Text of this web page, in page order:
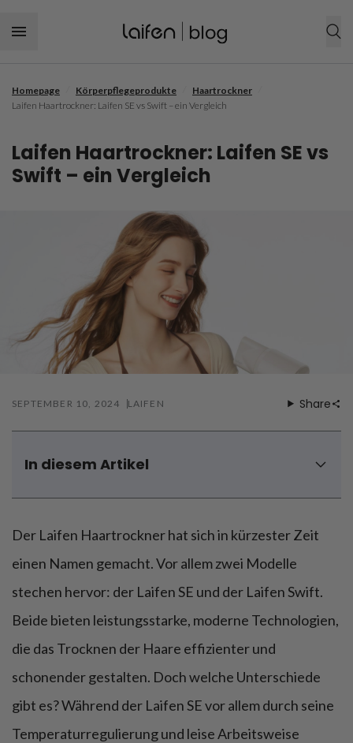
JETZT EINKAUFEN
Haartrockner
Geschenkideen
Frisuren
Lange Frisur
Lockenfrisur
Flechtfrisur
Trockenes Haar
Lockiges Haar
Föhnen
Zahnbelag und Zahnstein
Zahnfleischpflegeroutine
Zahnfleischerkrankung
Zähneputzen
Homepage Körperpflegeprodukte Haartrockner
Laifen Haartrockner: Laifen SE vs Swift – ein Vergleich
Laifen Haartrockner: Laifen SE vs
Swift – ein Vergleich
SEPTEMBER 10, 2024 LAIFEN Share
In diesem Artikel
Laifen Haartrockner: Laifen SE vs Swift - Design und
Laifen Haartrockner: Laifen SE vs Swift - Leistung
Laifen Haartrockner: Laifen SE vs Swift - Technologie
Laifen Haartrockner: Laifen SE vs Swift - Farbauswahl
Fazit - Laifen Haartrockner: Laifen SE vs Swift
Der Laifen Haartrockner hat sich in kürzester Zeit
einen Namen gemacht. Vor allem zwei Modelle
stechen hervor: der Laifen SE und der Laifen Swift.
Beide bieten leistungsstarke, moderne Technologien,
die das Trocknen der Haare effizienter und
schonender gestalten. Doch welche Unterschiede
gibt es? Während der Laifen SE vor allem durch seine
Temperaturregulierung und leise Arbeitsweise